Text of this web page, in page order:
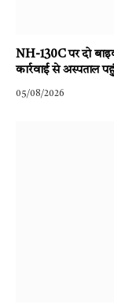
NH-130C पर दो
कार्रवाई से अस्पताल
05/08/2026